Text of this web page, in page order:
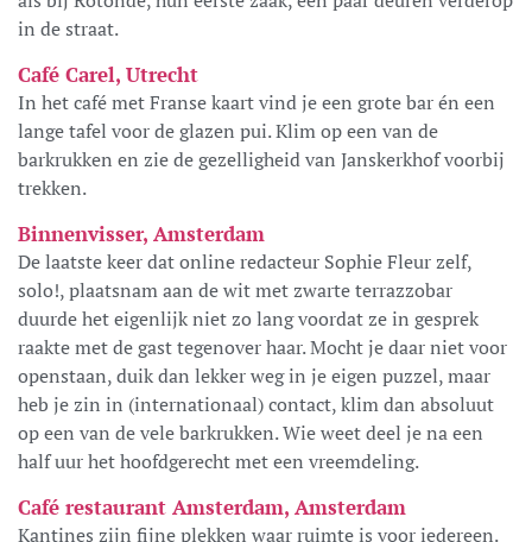
in de straat.
Café Carel, Utrecht
In het café met Franse kaart vind je een grote bar én een
lange tafel voor de glazen pui. Klim op een van de
barkrukken en zie de gezelligheid van Janskerkhof voorbij
trekken.
Binnenvisser, Amsterdam
De laatste keer dat online redacteur Sophie Fleur zelf,
solo!, plaatsnam aan de wit met zwarte terrazzobar
duurde het eigenlijk niet zo lang voordat ze in gesprek
raakte met de gast tegenover haar. Mocht je daar niet voor
openstaan, duik dan lekker weg in je eigen puzzel, maar
heb je zin in (internationaal) contact, klim dan absoluut
op een van de vele barkrukken. Wie weet deel je na een
half uur het hoofdgerecht met een vreemdeling.
Café restaurant Amsterdam, Amsterdam
Kantines zijn fijne plekken waar ruimte is voor iedereen.